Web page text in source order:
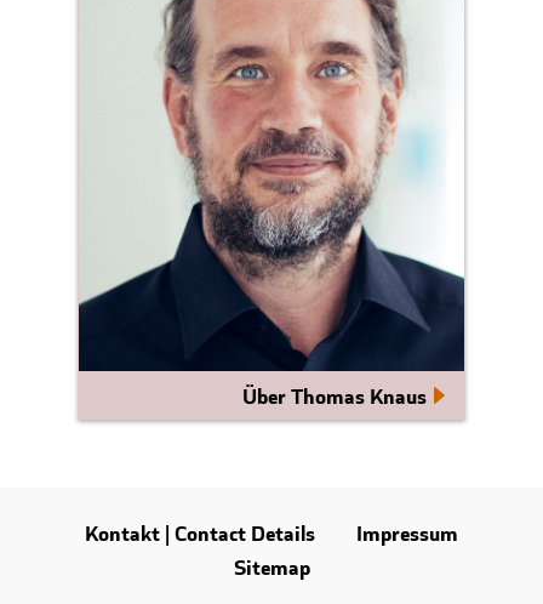
Über Thomas Knaus
Kontakt | Contact Details
Impressum
Sitemap